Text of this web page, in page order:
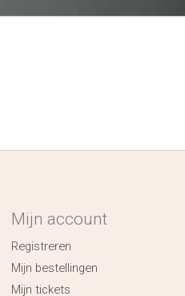
Mijn account
Registreren
Mijn bestellingen
Mijn tickets